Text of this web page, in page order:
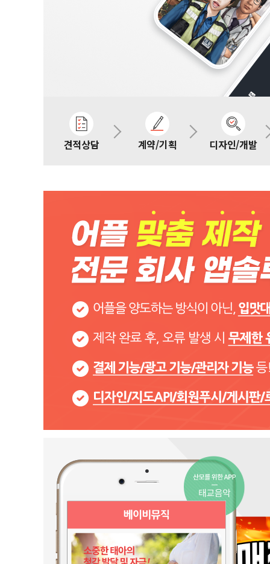
견적상담 계약/기획 디자인/개발